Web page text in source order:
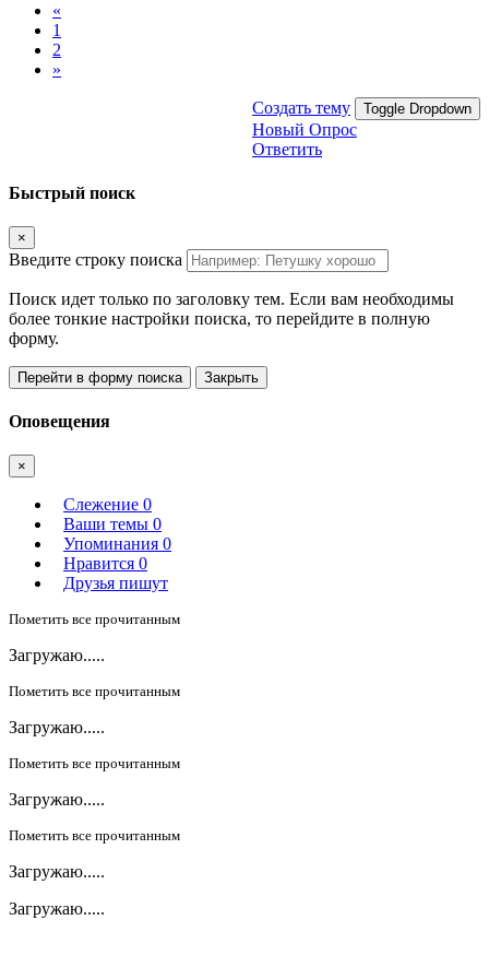
«
1
2
»
Создать тему Toggle Dropdown
Новый Опрос
Ответить
Быстрый поиск
×
Введите строку поиска
Поиск идет только по заголовку тем. Если вам необходимы
более тонкие настройки поиска, то перейдите в полную
форму.
Перейти в форму поиска Закрыть
Оповещения
×
Слежение 0
Ваши темы 0
Упоминания 0
Нравится 0
Друзья пишут
Пометить все прочитанным
Загружаю.....
Пометить все прочитанным
Загружаю.....
Пометить все прочитанным
Загружаю.....
Пометить все прочитанным
Загружаю.....
Загружаю.....